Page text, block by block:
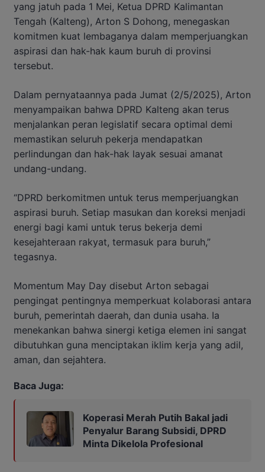
yang jatuh pada 1 Mei, Ketua DPRD Kalimantan
Tengah (Kalteng), Arton S Dohong, menegaskan
komitmen kuat lembaganya dalam memperjuangkan
aspirasi dan hak-hak kaum buruh di provinsi
tersebut.
Dalam pernyataannya pada Jumat (2/5/2025), Arton
menyampaikan bahwa DPRD Kalteng akan terus
menjalankan peran legislatif secara optimal demi
memastikan seluruh pekerja mendapatkan
perlindungan dan hak-hak layak sesuai amanat
undang-undang.
“DPRD berkomitmen untuk terus memperjuangkan
aspirasi buruh. Setiap masukan dan koreksi menjadi
energi bagi kami untuk terus bekerja demi
kesejahteraan rakyat, termasuk para buruh,”
tegasnya.
Momentum May Day disebut Arton sebagai
pengingat pentingnya memperkuat kolaborasi antara
buruh, pemerintah daerah, dan dunia usaha. Ia
menekankan bahwa sinergi ketiga elemen ini sangat
dibutuhkan guna menciptakan iklim kerja yang adil,
aman, dan sejahtera.
Baca Juga:
Koperasi Merah Putih Bakal jadi
Penyalur Barang Subsidi, DPRD
Minta Dikelola Profesional